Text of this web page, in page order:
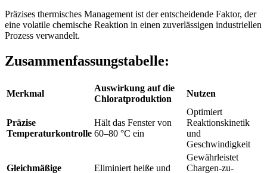
Präzises thermisches Management ist der entscheidende Faktor, der
eine volatile chemische Reaktion in einen zuverlässigen industriellen
Prozess verwandelt.
Zusammenfassungstabelle:
Merkmal
Auswirkung auf die
Chloratproduktion
Nutzen
Präzise
Temperaturkontrolle
Hält das Fenster von
60–80 °C ein
Optimiert
Reaktionskinetik
und
Geschwindigkeit
Gleichmäßige
Eliminiert heiße und
Gewährleistet
Chargen-zu-